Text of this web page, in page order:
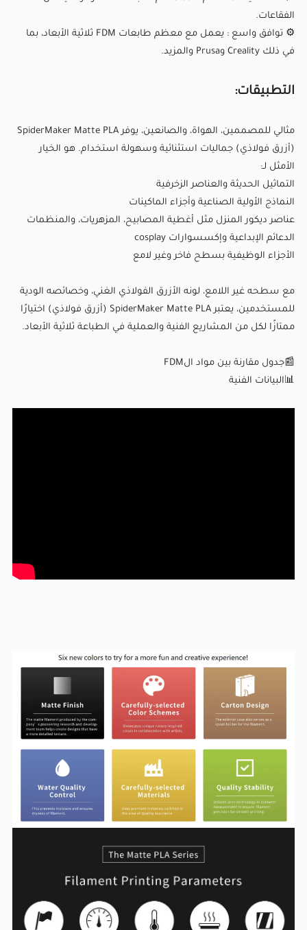
الخيار الأمثل لـ:
النماذج الأولية الصناعية وأجزاء الماكينات
والمنظمات
الأجزاء الوظيفية بسطح فاخر وغير لامع
مع سطحه غير اللامع، لونه الأزرق الفولاذي الغني، وخصائصه
فولاذي) اختيارًا ممتازًا لكل من المشاريع الفنية والعملية في
الطباعة ثلاثية الأبعاد.
📰جدول مقارنة بين مواد الFDM
📊البيانات الفنية
الفقاعات.
⚙ توافق واسع
: يعمل مع معظم طابعات FDM ثلاثية الأبعاد، بما
في ذلك Creality وPrusa والمزيد.
التطبيقات:
مثالي للمصممين، الهواة، والصانعين، يوفر SpiderMaker Matte PLA
(أزرق فولاذي) جماليات استثنائية وسهولة استخدام. هو الخيار
الأمثل لـ:
التماثيل الحديثة والعناصر الزخرفية
النماذج الأولية الصناعية وأجزاء الماكينات
عناصر ديكور المنزل مثل أغطية المصابيح، المزهريات، والمنظمات
الدعائم الإبداعية وإكسسوارات cosplay
الأجزاء الوظيفية بسطح فاخر وغير لامع
مع سطحه غير اللامع، لونه الأزرق الفولاذي الغني، وخصائصه الودية
للمستخدمين، يعتبر SpiderMaker Matte PLA (أزرق فولاذي) اختيارًا
ممتازًا لكل من المشاريع الفنية والعملية في الطباعة ثلاثية الأبعاد.
📰جدول مقارنة بين مواد الFDM
📊البيانات الفنية